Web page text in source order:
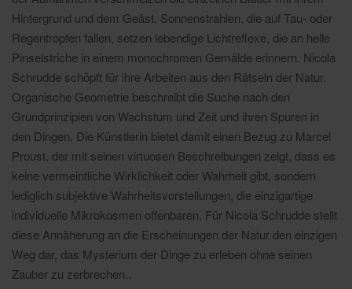
Hintergrund und dem Geäst. Sonnenstrahlen, die auf Tau- oder
Regentropfen fallen, setzen lebendige Lichtreflexe, die an helle
Pinselstriche in einem monochromen Gemälde erinnern. Nicola
Schrudde schöpft für ihre Arbeiten aus den Rätseln der Natur.
Organische Geometrie beschreibt die Suche nach den
Grundprinzipien von Wachstum und Zeit und ihren Spuren in
den Dingen. Die Künstlerin bietet damit einen Bezug zu Marcel
Proust, der mit seinen virtuosen Beschreibungen zeigt, dass es
keine vermeintliche Wirklichkeit oder Wahrheit gibt, sondern
lediglich subjektive Wahrheitsvorstellungen, die einzigartige
individuelle Mikrokosmen offenbaren. Für Nicola Schrudde stellt
diese Annäherung an die Erscheinungen der Natur den einzigen
Weg dar, das Mysterium der Dinge zu erleben ohne seinen
Zauber zu zerbrechen..